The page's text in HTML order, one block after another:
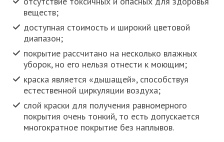
веществ;
доступная стоимость и широкий цветовой
диапазон;
покрытие рассчитано на несколько влажных
уборок, но его нельзя отнести к моющим;
краска является «дышащей», способствуя
естественной циркуляции воздуха;
слой краски для получения равномерного
покрытия очень тонкий, то есть допускается
многократное покрытие без наплывов.